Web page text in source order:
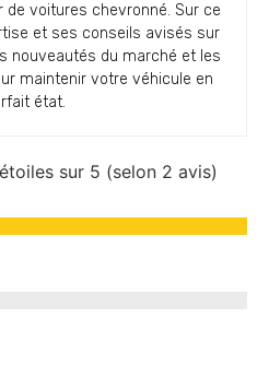
voitures chevronné. Sur ce
et ses conseils avisés sur
nouveautés du marché et les
maintenir votre véhicule en
état.
sur 5 (selon 2 avis)